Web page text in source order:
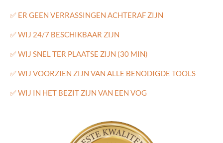
✅ ER GEEN VERRASSINGEN ACHTERAF ZIJN
✅WIJ 24/7 BESCHIKBAAR ZIJN
✅WIJ SNEL TER PLAATSE ZIJN (30 MIN)
✅WIJ VOORZIEN ZIJN VAN ALLE BENODIGDE TOOLS
✅WIJ IN HET BEZIT ZIJN VAN EEN VOG